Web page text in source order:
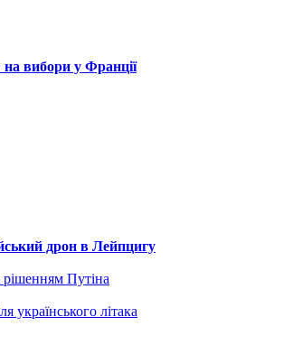
на вибори у Франції
дрон в Лейпцигу
рішенням Путіна
українського літака